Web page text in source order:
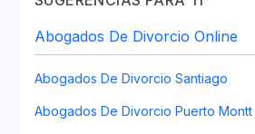
Abogados De Divorcio Online
Abogados De Divorcio Santiago
Abogados De Divorcio Puerto Montt